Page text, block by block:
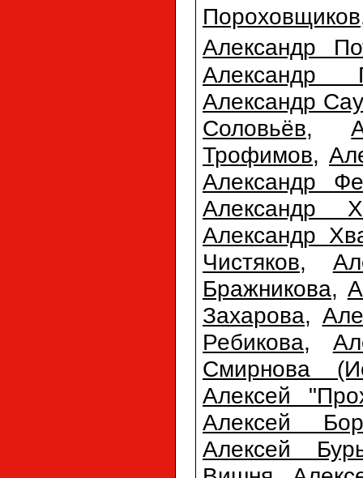
Пороховщиков
Александр
Александр
Александр
Соловьёв,
Трофимов,
Александр
Александр
Александр
Чистяков,
Бражникова,
Захарова,
Ребикова,
Смирнова
Алексей
Алексей
Алексей